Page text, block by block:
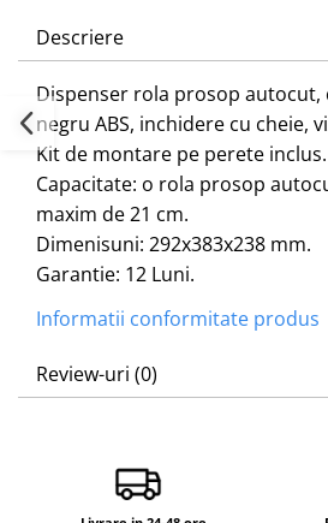
Descriere
Dispenser rola prosop autocut,
negru ABS, inchidere cu cheie,
Kit de montare pe perete inclus.
Capacitate: o rola prosop
maxim de 21 cm.
Dimenisuni: 292x383x238 mm.
Garantie: 12 Luni.
Informatii conformitate produs
Review-uri (0)